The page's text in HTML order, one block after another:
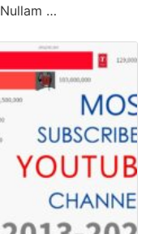
…